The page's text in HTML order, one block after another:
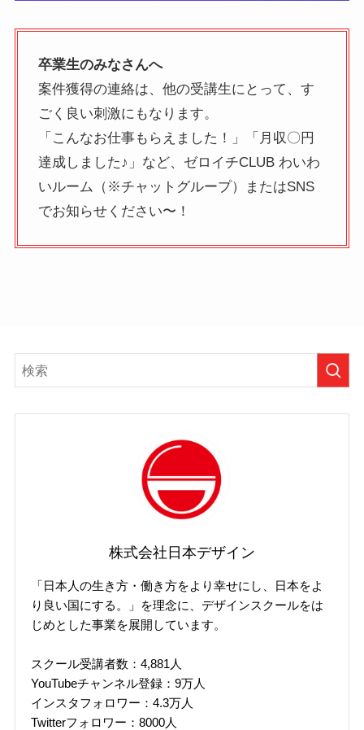
卒業生のみなさんへ
案件獲得の連絡は、他の受講生にとって、す
ごく良い刺激にもなります。
「こんなお仕事もらえました！」「月収〇円
達成しました♪」など、ゼロイチCLUB わいわ
いルーム（※チャットグループ）またはSNS
でお知らせください〜！
株式会社日本デザイン
「日本人の生き方・働き方をより幸せにし、日本をよ
り良い国にする。」を理念に、デザインスクールをは
じめとした事業を展開しています。
スクール受講者数：4,881人
YouTubeチャンネル登録：9万人
インスタフォロワー：4.3万人
Twitterフォロワー：8000人